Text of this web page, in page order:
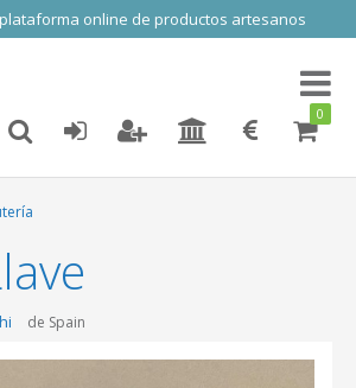
online de productos artesanos
Toggle
0
de Spain